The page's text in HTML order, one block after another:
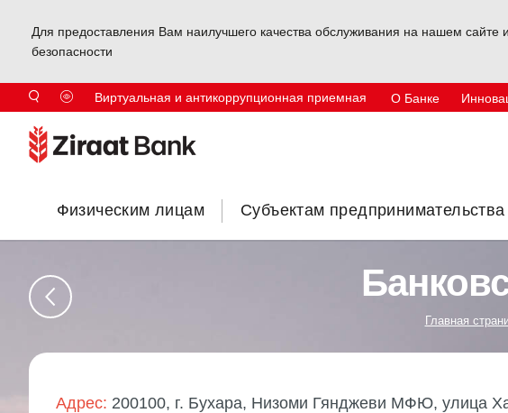
Для предоставления Вам наилучшего качества обслуживания на нашем
безопасности
Виртуальная и антикоррупционная приемная О Банке
Физическим лицам Субъектам предпринимательства
Главная
Адрес: 200100, г. Бухара, Низоми Гянджеви МФЮ, улица